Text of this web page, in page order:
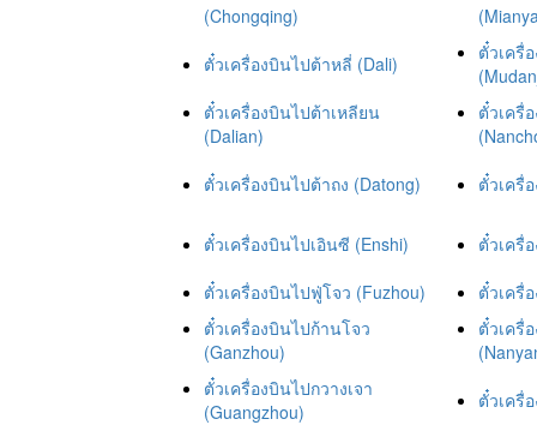
(Chongqing)
ตั๋วเครื่องบินไปต้าหลี่ (Dali)
ตั๋วเครื่
ตั๋วเครื่องบินไปต้าเหลียน
(Dalian)
ตั๋วเครื่
ตั๋วเครื่องบินไปต้าถง (Datong)
ตั๋วเครื่
ตั๋วเครื่องบินไปเอินซี (Enshi)
ตั๋วเครื่
ตั๋วเครื่องบินไปฟู่โจว (Fuzhou)
ตั๋วเครื่
ตั๋วเครื่องบินไปก้านโจว
(Ganzhou)
ตั๋วเครื่
ตั๋วเครื่องบินไปกวางเจา
(Guangzhou)
ตั๋วเครื่